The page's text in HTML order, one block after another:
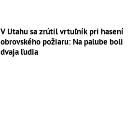
V Utahu sa zrútil vrtuľník pri hasení
obrovského požiaru: Na palube boli
dvaja ľudia